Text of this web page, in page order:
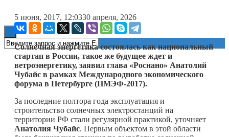
5 июня, 2017, 12:0330 апреля, 2026
Солнечная энергетика состоялась как национальный
стартап в России, такое же будущее ждет и
ветроэнергетику, заявил глава «Роснано» Анатолий
Чубайс в рамках Международного экономического
форума в Петербурге (ПМЭФ-2017).
За последние полтора года эксплуатация и
строительство солнечных электростанций на
территории РФ стали регулярной практикой, уточняет
Анатолия Чубайс. Первым объектом в этой области